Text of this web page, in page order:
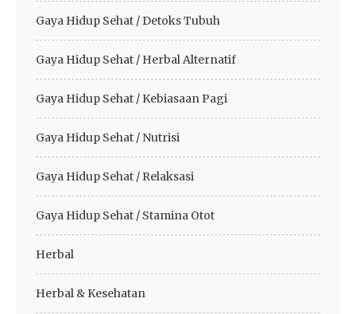
Gaya Hidup Sehat / Detoks Tubuh
Gaya Hidup Sehat / Herbal Alternatif
Gaya Hidup Sehat / Kebiasaan Pagi
Gaya Hidup Sehat / Nutrisi
Gaya Hidup Sehat / Relaksasi
Gaya Hidup Sehat / Stamina Otot
Herbal
Herbal & Kesehatan